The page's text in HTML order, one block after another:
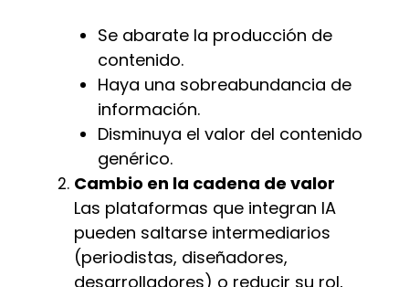
Se abarate la producción de
contenido.
Haya una sobreabundancia de
información.
Disminuya el valor del contenido
genérico.
Cambio en la cadena de valor
Las plataformas que integran IA
pueden saltarse intermediarios
(periodistas, diseñadores,
desarrolladores) o reducir su rol,